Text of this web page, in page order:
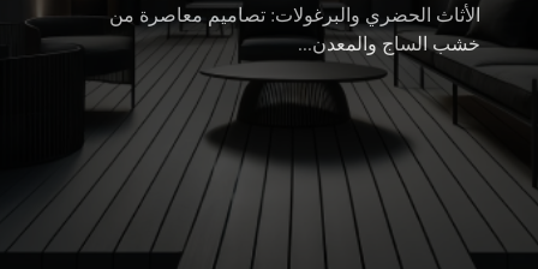
الأثاث الحضري والبرغولات: تصاميم معاصرة من
خشب الساج والمعدن...